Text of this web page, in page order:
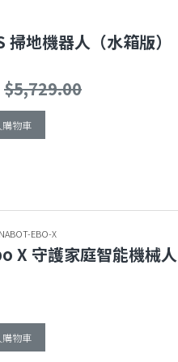
掃地機器人（水箱版）
$5,729.00
物車
EBO-X
X 守護家庭智能機械人
物車